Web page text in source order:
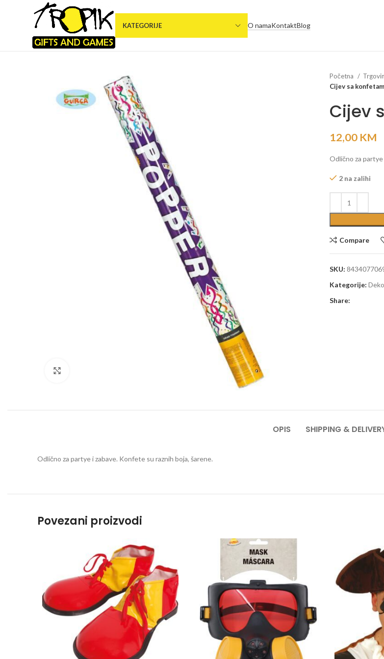
KATEGORIJE O namaKontaktBlog
Početna
Cijev sa
Cijev
12,00 KM
Odlično za
2 na zalihi
Compare
SKU:
Kategorije:
Share:
OPIS SHIPPING &
Odlično za partye i zabave. Konfete su raznih boja, šarene.
Povezani proizvodi